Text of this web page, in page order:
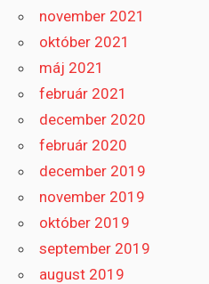
november 2021
október 2021
máj 2021
február 2021
december 2020
február 2020
december 2019
november 2019
október 2019
september 2019
august 2019